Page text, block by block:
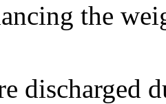
the
discharged